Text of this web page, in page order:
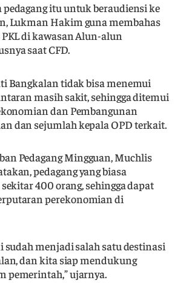
pedagang itu untuk beraudiensi ke
Lukman Hakim guna membahas
di kawasan Alun-alun
saat CFD.
Bangkalan tidak bisa menemui
masih sakit, sehingga ditemui
dan Pembangunan
dan sejumlah kepala OPD terkait.
Pedagang Mingguan, Muchlis
pedagang yang biasa
400 orang, sehingga dapat
perekonomian di
sudah menjadi salah satu destinasi
dan kita siap mendukung
pemerintah,” ujarnya.